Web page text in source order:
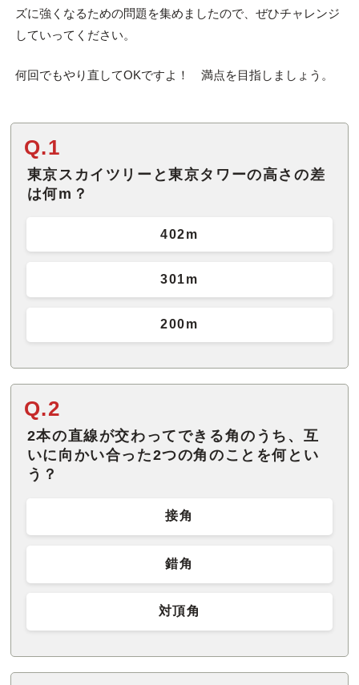
ズに強くなるための問題を集めましたので、ぜひチャレンジ
していってください。
何回でもやり直してOKですよ！ 満点を目指しましょう。
Q.1
東京スカイツリーと東京タワーの高さの差
は何m？
402m
301m
200m
Q.2
2本の直線が交わってできる角のうち、互
いに向かい合った2つの角のことを何とい
う？
接角
錯角
対頂角